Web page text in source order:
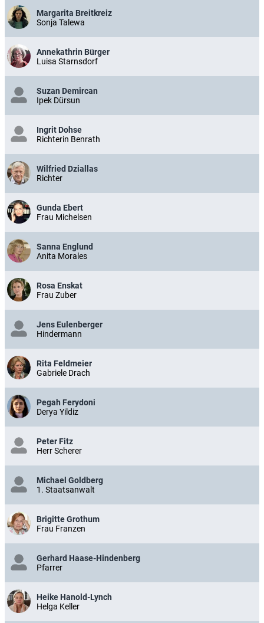
Margarita Breitkreiz
Sonja Talewa
Annekathrin Bürger
Luisa Starnsdorf
Suzan Demircan
Ipek Dürsun
Ingrit Dohse
Richterin Benrath
Wilfried Dziallas
Richter
Gunda Ebert
Frau Michelsen
Sanna Englund
Anita Morales
Rosa Enskat
Frau Zuber
Jens Eulenberger
Hindermann
Rita Feldmeier
Gabriele Drach
Pegah Ferydoni
Derya Yildiz
Peter Fitz
Herr Scherer
Michael Goldberg
1. Staatsanwalt
Brigitte Grothum
Frau Franzen
Gerhard Haase-Hindenberg
Pfarrer
Heike Hanold-Lynch
Helga Keller